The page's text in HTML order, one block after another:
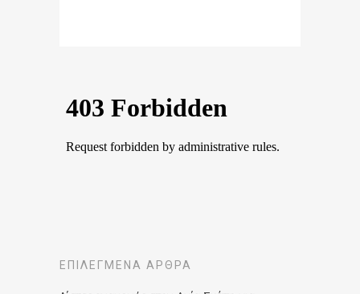
ΕΠΙΛΕΓΜΈΝΑ ΆΡΘΡΑ